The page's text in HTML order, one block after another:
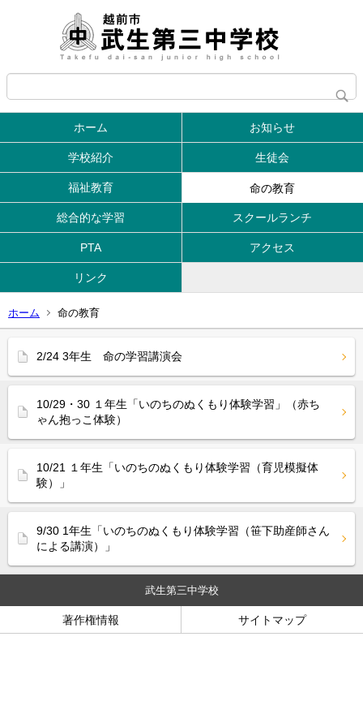
ホーム お知らせ
学校紹介 生徒会
福祉教育 命の教育
総合的な学習 スクールランチ
PTA アクセス
リンク
ホーム 命の教育
2/24 3年生 命の学習講演会
10/29・30 １年生「いのちのぬくもり体験学習」（赤ち
ゃん抱っこ体験）
10/21 １年生「いのちのぬくもり体験学習（育児模擬体
験）」
9/30 1年生「いのちのぬくもり体験学習（笹下助産師さん
による講演）」
武生第三中学校
著作権情報 サイトマップ